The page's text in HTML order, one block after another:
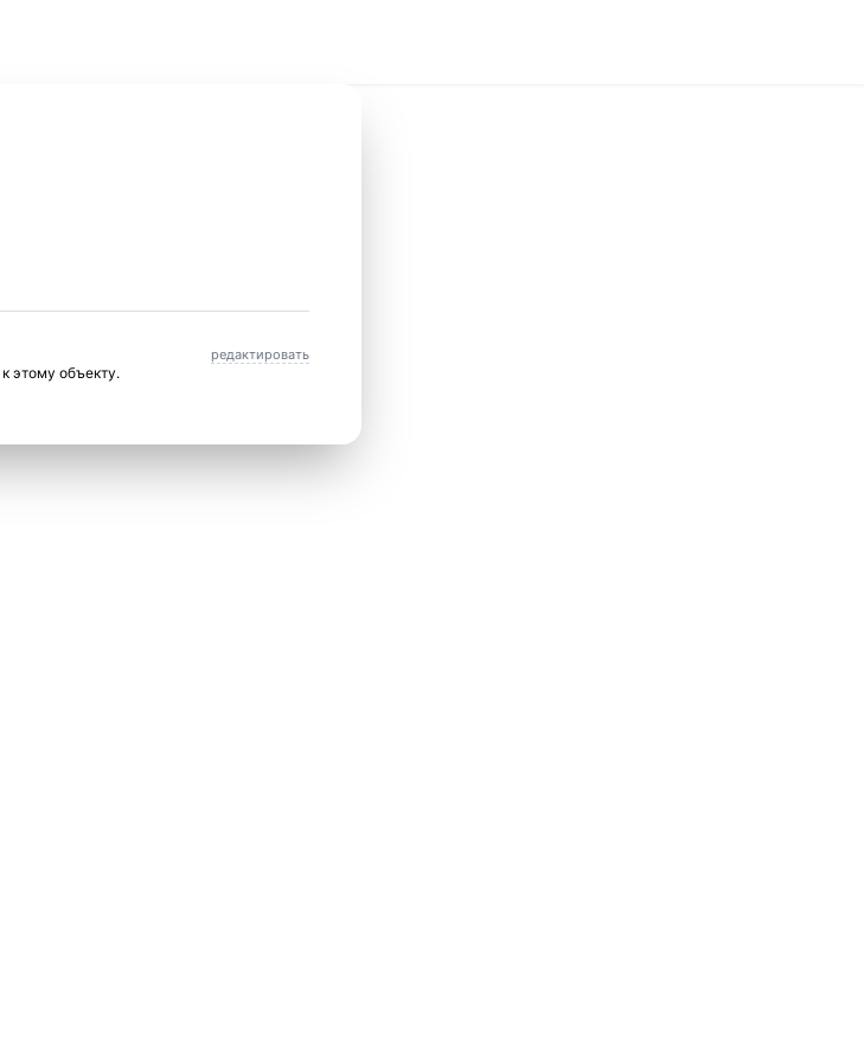
редактировать
к этому объекту.